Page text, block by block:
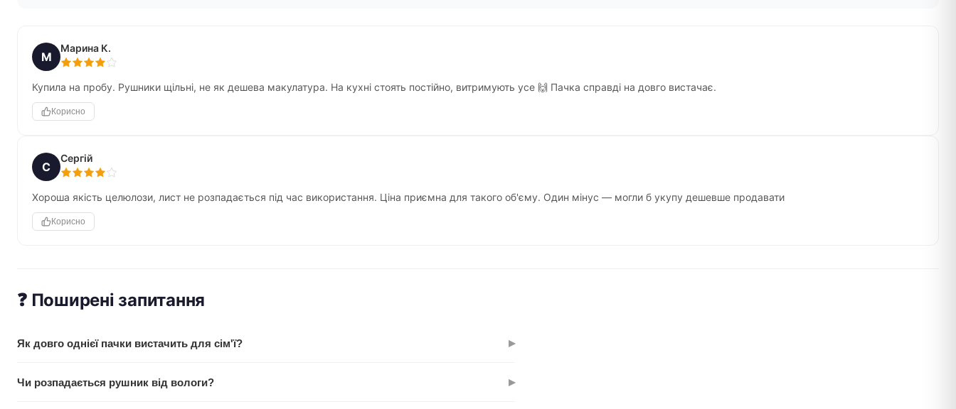
М
Марина К.
Купила на пробу. Рушники щільні, не як дешева макулатура. На кухні стоять постійно, витримують усе 🙌 Пачка справді на довго вистачає.
Корисно
С
Сергій
Хороша якість целюлози, лист не розпадається під час використання. Ціна приємна для такого об'єму. Один мінус — могли б укупу дешевше продавати
Корисно
❓ Поширені запитання
Як довго однієї пачки вистачить для сім'ї? ▸
вистачає на тиждень активного використання на кухні і в ванній.
Чи розпадається рушник від вологи? ▸